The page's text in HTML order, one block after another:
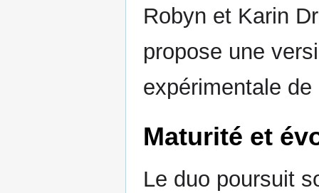
Robyn et Karin
propose une
expérimentale
Maturité et
Le duo poursuit